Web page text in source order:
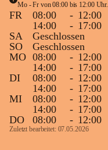
Mo - Fr von 08:00 bis 12:00 Uhr.
FR 08:00 - 12:00
14:00
- 17:00
SA
Geschlossen
SO
Geschlossen
MO 08:00 - 12:00
14:00
- 17:00
DI
08:00 - 12:00
14:00
- 17:00
MI
08:00 - 12:00
14:00
- 17:00
DO
08:00 - 12:00
Zuletzt bearbeitet: 07.05.2026